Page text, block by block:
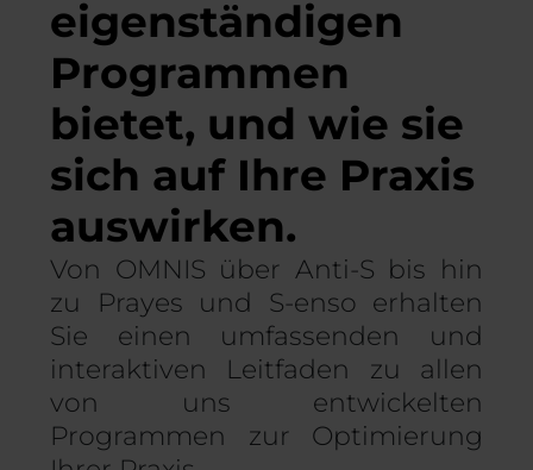
eigenständigen
Programmen
bietet, und wie sie
sich auf Ihre Praxis
auswirken.
Von OMNIS über Anti-S bis hin
zu Prayes und S-enso erhalten
Sie einen umfassenden und
interaktiven Leitfaden zu allen
von uns entwickelten
Programmen zur Optimierung